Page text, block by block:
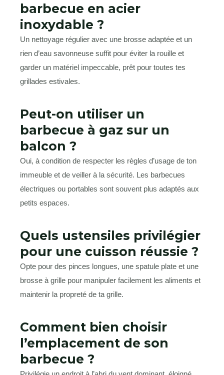
barbecue en acier
inoxydable ?
Un nettoyage régulier avec une brosse adaptée et un
rien d’eau savonneuse suffit pour éviter la rouille et
garder un matériel impeccable, prêt pour toutes tes
grillades estivales.
Peut-on utiliser un
barbecue à gaz sur un
balcon ?
Oui, à condition de respecter les règles d’usage de ton
immeuble et de veiller à la sécurité. Les barbecues
électriques ou portables sont souvent plus adaptés aux
petits espaces.
Quels ustensiles privilégier
pour une cuisson réussie ?
Opte pour des pinces longues, une spatule plate et une
brosse à grille pour manipuler facilement les aliments et
maintenir la propreté de ta grille.
Comment bien choisir
l’emplacement de son
barbecue ?